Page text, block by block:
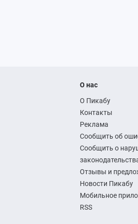
О нас
О Пикабу
Контакты
Реклама
Сообщить об
Сообщить о
Отзывы и
Новости Пикабу
Мобильное
RSS